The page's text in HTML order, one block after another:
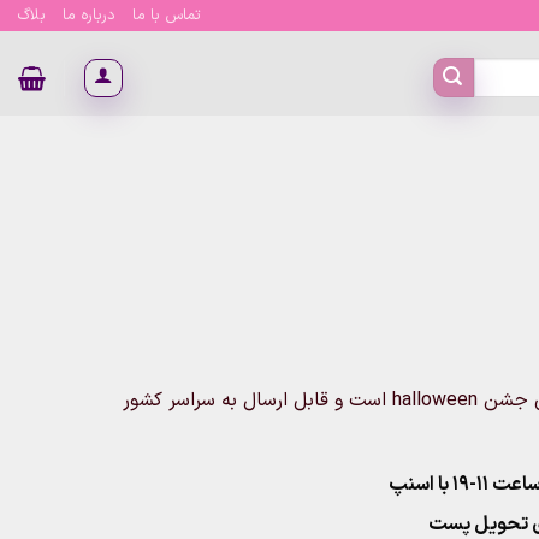
تماس با ما درباره ما بلاگ
این محصول شامل یک عدد تل شاخ شیطان است که مخصوص جشن halloween است و قابل ارسال به سراسر کشور
با اسنپ